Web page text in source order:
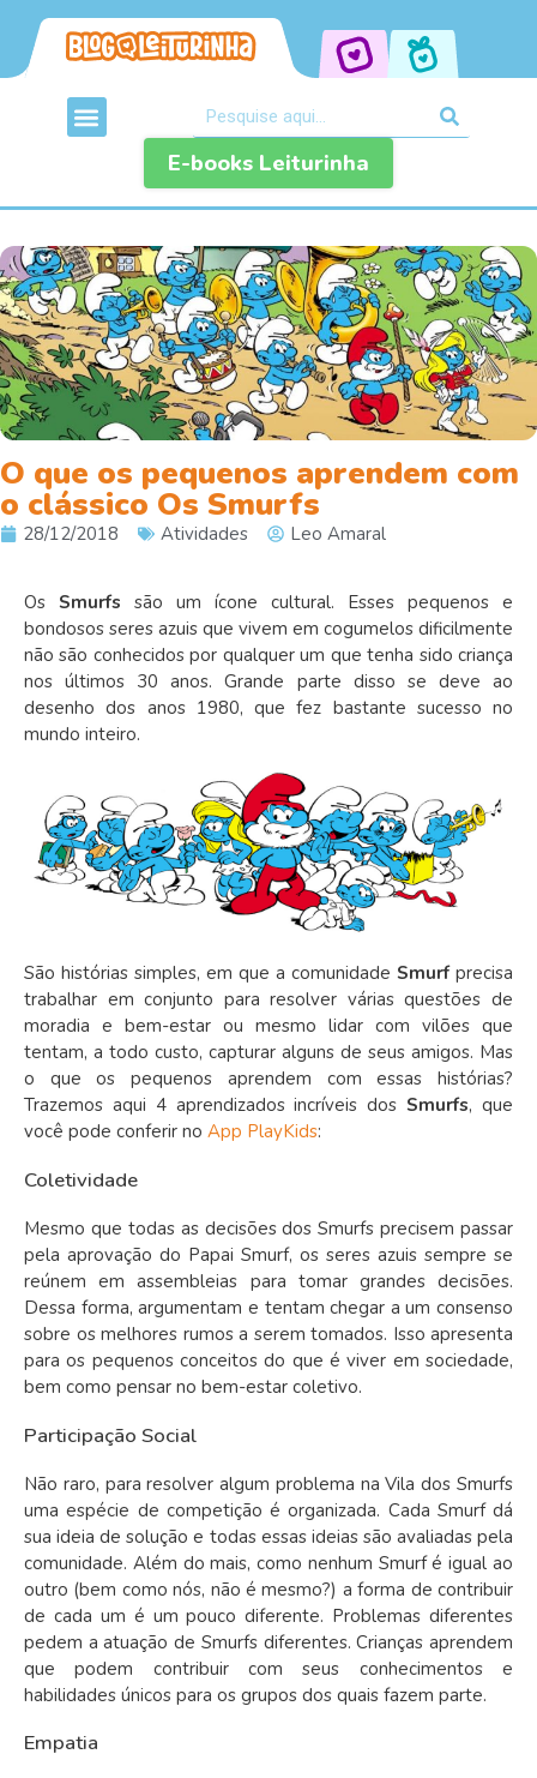
E-books Leiturinha
O que os pequenos aprendem com
o clássico Os Smurfs
28/12/2018 Atividades Leo Amaral
Os Smurfs são um ícone cultural. Esses pequenos e
bondosos seres azuis que vivem em cogumelos dificilmente
não são conhecidos por qualquer um que tenha sido criança
nos últimos 30 anos. Grande parte disso se deve ao
desenho dos anos 1980, que fez bastante sucesso no
mundo inteiro.
São histórias simples, em que a comunidade Smurfprecisa
trabalhar em conjunto para resolver várias questões de
moradia e bem-estar ou mesmo lidar com vilões que
tentam, a todo custo, capturar alguns de seus amigos. Mas
o que os pequenos aprendem com essas histórias?
Trazemos aqui 4 aprendizados incríveis dosSmurfs, que
você pode conferir no App PlayKids:
Coletividade
Mesmo que todas as decisões dos Smurfs precisem passar
pela aprovação do Papai Smurf, os seres azuis sempre se
reúnem em assembleias para tomar grandes decisões.
Dessa forma, argumentam e tentam chegar a um consenso
sobre os melhores rumos a serem tomados. Isso apresenta
para os pequenos conceitos do que é viver em sociedade,
bem como pensar no bem-estar coletivo.
Participação Social
Não raro, para resolver algum problema na Vila dos Smurfs
uma espécie de competição é organizada. Cada Smurf dá
sua ideia de solução e todas essas ideias são avaliadas pela
comunidade. Além do mais, como nenhum Smurf é igual ao
outro (bem como nós, não é mesmo?) a forma de contribuir
de cada um é um pouco diferente. Problemas diferentes
pedem a atuação de Smurfs diferentes. Crianças aprendem
que podem contribuir com seus conhecimentos e
habilidades únicos para os grupos dos quais fazem parte.
Empatia